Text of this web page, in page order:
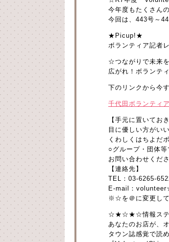
今年度もたくさん
今回は、443号～
★Picup!★
ボランティア記者
☆つながりで未来
広がれ！ボランテ
下のリンクから今
千代田ボランティ
【手元に置いてお
目に優しい方がい
くわしくはちよだ
○グループ・団体
お問い合わせくだ
【連絡先】
TEL：03-6265-
E-mail：
※☆を＠に変更して
☆★☆★☆情報ス
あなたのお店が、
タウン誌感覚で読